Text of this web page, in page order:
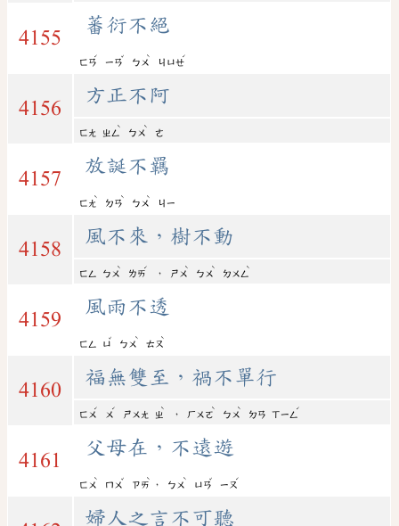
4155
蕃衍不絕
ㄈㄢ
ˊ
ㄧㄢ
ˇ
ㄅㄨ
ˋ
ㄐㄩㄝ
ˊ
4156
方正不阿
ㄈㄤ ㄓㄥ
ˋ
ㄅㄨ
ˋ
ㄜ
4157
放誕不羈
ㄈㄤ
ˋ
ㄉㄢ
ˋ
ㄅㄨ
ˋ
ㄐㄧ
4158
風不來，樹不動
ㄈㄥ ㄅㄨ
ˋ
ㄌㄞ
ˊ
， ㄕㄨ
ˋ
ㄅㄨ
ˋ
ㄉㄨㄥ
ˋ
4159
風雨不透
ㄈㄥ ㄩ
ˇ
ㄅㄨ
ˋ
ㄊㄡ
ˋ
4160
福無雙至，禍不單行
ㄈㄨ
ˊ
ㄨ
ˊ
ㄕㄨㄤ ㄓ
ˋ
， ㄏㄨㄛ
ˋ
ㄅㄨ
ˋ
ㄉㄢ ㄒㄧㄥ
ˊ
4161
父母在，不遠遊
ㄈㄨ
ˋ
ㄇㄨ
ˇ
ㄗㄞ
ˋ
， ㄅㄨ
ˋ
ㄩㄢ
ˇ
ㄧㄡ
ˊ
婦人之言不可聽